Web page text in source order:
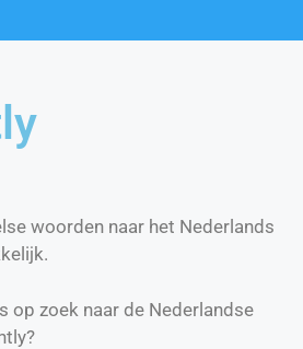
woorden naar het Nederlands
op zoek naar de Nederlandse